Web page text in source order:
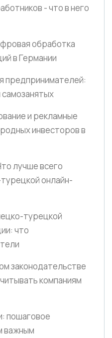
- что в него
обработка
в Германии
предпринимателей:
самозанятых
и рекламные
инвесторов в
лучше всего
онлайн-
турецкой
что
законодательстве
компаниям
пошаговое
важным